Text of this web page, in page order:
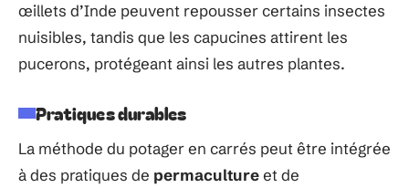
œillets d’Inde peuvent repousser certains insectes
nuisibles, tandis que les capucines attirent les
pucerons, protégeant ainsi les autres plantes.
Pratiques durables
La méthode du potager en carrés peut être intégrée
à des pratiques de permacultureet de